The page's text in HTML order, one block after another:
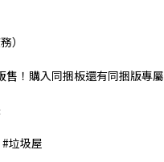
）
！購入同捆板還有同捆版專屬
垃圾屋